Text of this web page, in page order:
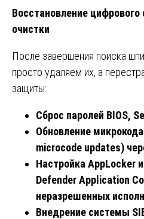
Восстановление цифрового
очистки
После завершения поиска
просто удаляем их, а
защиты:
Сброс паролей BIOS,
Обновление микрокода
microcode updates)
Настройка AppLocker и
Defender Application
неразрешенных
Внедрение системы